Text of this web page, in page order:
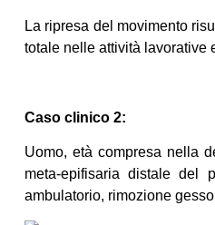
La ripresa del movimento
totale nelle attività lavorative
Caso clinico 2:
Uomo, età compresa nella
meta-epifisaria distale del
ambulatorio, rimozione